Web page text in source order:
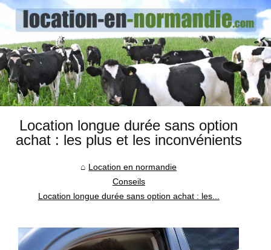
Location longue durée sans option
achat : les plus et les inconvénients
Location en normandie
Conseils
Location longue durée sans option achat : les...